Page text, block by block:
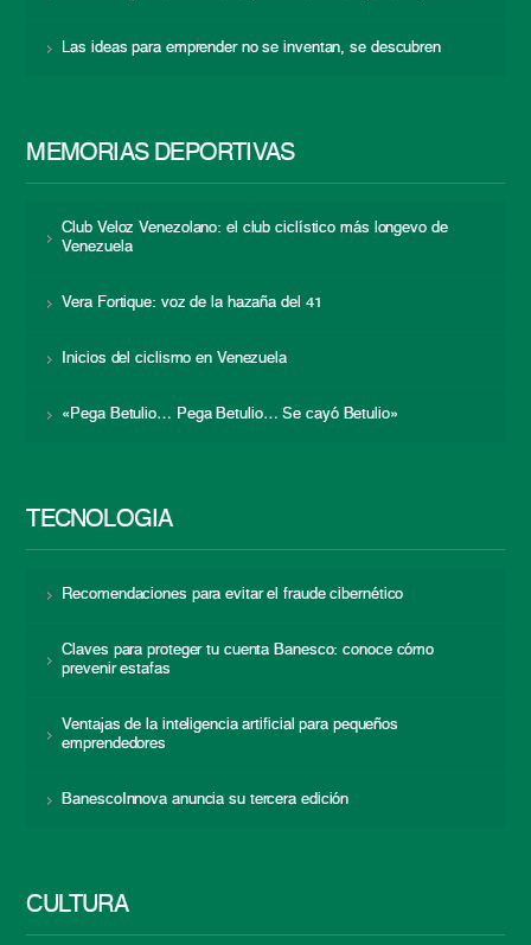
Las ideas para emprender no se inventan, se descubren
MEMORIAS DEPORTIVAS
Club Veloz Venezolano: el club ciclístico más longevo de
Venezuela
Vera Fortique: voz de la hazaña del 41
Inicios del ciclismo en Venezuela
«Pega Betulio… Pega Betulio… Se cayó Betulio»
TECNOLOGÍA
Recomendaciones para evitar el fraude cibernético
Claves para proteger tu cuenta Banesco: conoce cómo
prevenir estafas
Ventajas de la inteligencia artificial para pequeños
emprendedores
BanescoInnova anuncia su tercera edición
CULTURA